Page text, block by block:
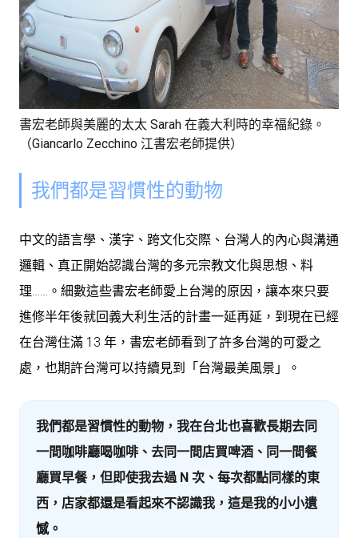
書宏老師與美麗的太太 Sarah 在義大利時的幸福紀錄。
（Giancarlo Zecchino 江書宏老師提供）
我們都是習慣性的動物
中文的語言學、漢字、跨文化交際、台灣人的內心與溝通
邏輯、真正開始認識台灣的多元宗教文化與思想、料
理……。細數這些書宏老師愛上台灣的原因，讓本來只要
進修半年後就回義大利生活的計畫一延再延，到現在已經
在台灣住滿 13 年，書宏老師看到了許多台灣的可愛之
處，也期許台灣可以持續見到「台灣最美風景」。
我們都是習慣性的動物，我在台北也喜歡長期去同
一間咖啡廳喝咖啡、去同一間店買啤酒、同一間餐
廳買早餐，但即使我去過 N 次、每次都點同樣的東
西，店家都還是看起來不認識我，這是我的小小遺
憾。